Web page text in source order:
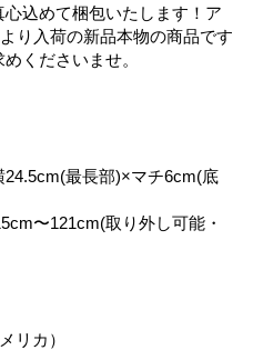
込めて梱包いたします！ア
り入荷の新品本物の商品です
くださいませ。
最長部)×マチ6cm(底
〜121cm(取り外し可能・
リカ）